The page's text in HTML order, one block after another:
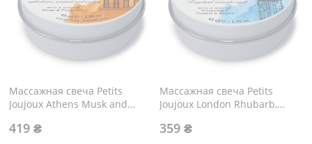
Массажная свечa Petits
Joujoux Athens Musk and
419 ₴
Массажная свечa Petits
Joujoux London Rhubarb,
359 ₴